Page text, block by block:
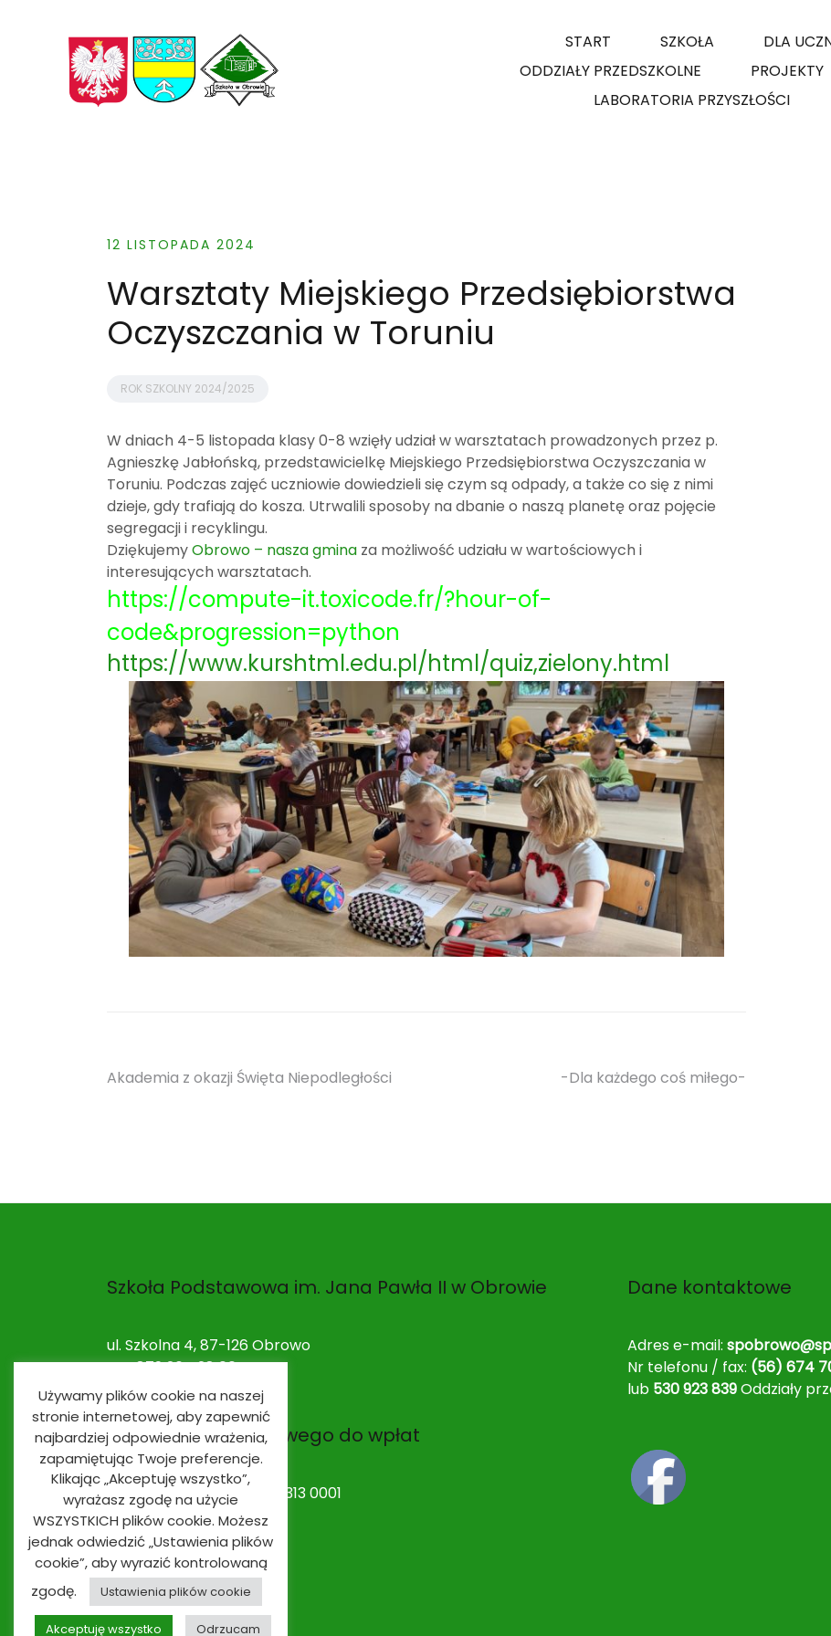
START SZKOŁA DLA
ODDZIAŁY PRZEDSZKOLNE
PROJEKTY
LABORATORIA PRZYSZŁOŚCI
12 LISTOPADA 2024
Warsztaty Miejskiego Przedsiębiorstwa
Oczyszczania w Toruniu
ROK SZKOLNY 2024/2025
W dniach 4-5 listopada klasy 0-8 wzięły udział w warsztatach prowadzonych przez p.
Agnieszkę Jabłońską, przedstawicielkę Miejskiego Przedsiębiorstwa Oczyszczania w
Toruniu. Podczas zajęć uczniowie dowiedzieli się czym są odpady, a także co się z nimi
dzieje, gdy trafiają do kosza. Utrwalili sposoby na dbanie o naszą planetę oraz pojęcie
segregacji i recyklingu.
DziękujemyObrowo – nasza gmina za możliwość udziału w wartościowych i
interesujących warsztatach.
https://compute-it.toxicode.fr/?hour-of-
code&progression=python
https://www.kurshtml.edu.pl/html/quiz,zielony.html
Nawigacja
Akademia z okazji Święta Niepodległości -Dla każdego coś miłego-
Szkoła Podstawowa im. Jana Pawła II w Obrowie
ul. Szkolna 4, 87-126 Obrowo
NIP: 879 264 28 00
Nr rachunku bankowego do wpłat
53 9491 0003 0020 0010 2313 0001
Dane kontaktowe
Adres e-mail:
Nr telefonu / fax: (56) 674
lub 530 923 839Oddziały
Używamy plików cookie na naszej
stronie internetowej, aby zapewnić
najbardziej odpowiednie wrażenia,
zapamiętując Twoje preferencje.
Klikając „Akceptuję wszystko”,
wyrażasz zgodę na użycie
WSZYSTKICH plików cookie. Możesz
jednak odwiedzić „Ustawienia plików
cookie”, aby wyrazić kontrolowaną
zgodę.
Ustawienia plików cookie
Akceptuję wszystko Odrzucam